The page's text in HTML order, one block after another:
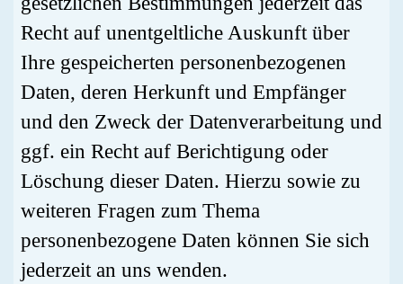
Recht auf unentgeltliche Auskunft über
Ihre gespeicherten personenbezogenen
Daten, deren Herkunft und Empfänger
und den Zweck der Datenverarbeitung und
ggf. ein Recht auf Berichtigung oder
Löschung dieser Daten. Hierzu sowie zu
weiteren Fragen zum Thema
personenbezogene Daten können Sie sich
jederzeit an uns wenden.